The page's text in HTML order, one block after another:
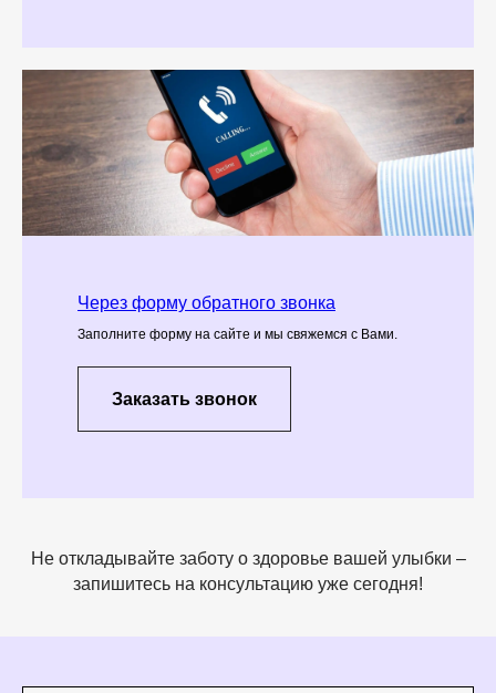
Через форму обратного звонка
Заполните форму на сайте и мы свяжемся с Вами.
Заказать звонок
Не откладывайте заботу о здоровье вашей улыбки –
запишитесь на консультацию уже сегодня!